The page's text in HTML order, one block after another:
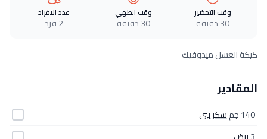
وقت التحضير
30 دقيقة
وقت الطهي
30 دقيقة
عدد الافراد
2 فرد
كيكة العسل ميدوفيك
المقادير
140 جم
سكر بني